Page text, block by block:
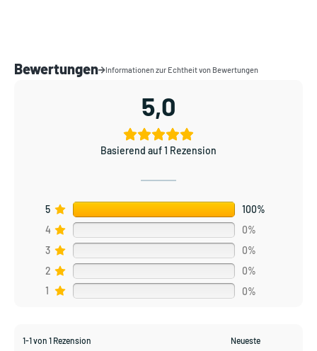
Bewertungen Informationen zur Echtheit von Bewertungen
5,0
Basierend auf 1 Rezension
5
100%
4
0%
3
0%
2
0%
1
0%
1-1 von 1 Rezension